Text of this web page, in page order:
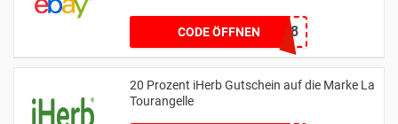
CODE ÖFFNEN
POWEREBAY8
20 Prozent iHerb Gutschein auf die Marke La
Tourangelle